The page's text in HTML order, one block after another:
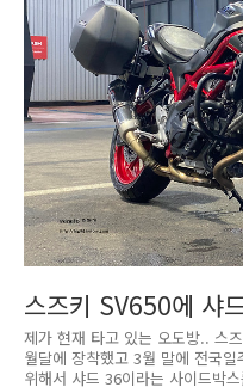
스즈키 SV650에 샤
기
제가 현재 타고 있는 오도방.. 스
월달에 장착했고 3월 말에 전국
위해서 샤드 36이라는 사이드박